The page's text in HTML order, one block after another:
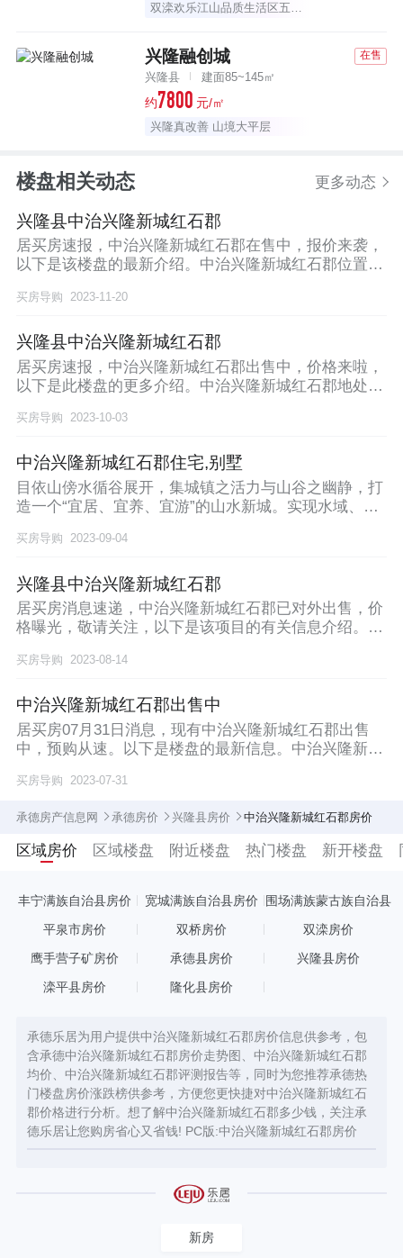
双滦欢乐江山品质生活区五期新品
兴隆融创城 在售
兴隆县 建面85~145㎡
约7800 元/㎡
兴隆真改善 山境大平层
楼盘相关动态 更多动态
兴隆县中治兴隆新城红石郡
居买房速报，中治兴隆新城红石郡在售中，报价来袭，
以下是该楼盘的最新介绍。中治兴隆新城红石郡位置在
买房导购 2023-11-20
兴隆县中治兴隆新城红石郡
居买房速报，中治兴隆新城红石郡出售中，价格来啦，
以下是此楼盘的更多介绍。中治兴隆新城红石郡地处人
买房导购 2023-10-03
中治兴隆新城红石郡住宅,别墅
目依山傍水循谷展开，集城镇之活力与山谷之幽静，打
造一个“宜居、宜养、宜游”的山水新城。实现水域、绿
买房导购 2023-09-04
兴隆县中治兴隆新城红石郡
居买房消息速递，中治兴隆新城红石郡已对外出售，价
格曝光，敬请关注，以下是该项目的有关信息介绍。中
买房导购 2023-08-14
中治兴隆新城红石郡出售中
居买房07月31日消息，现有中治兴隆新城红石郡出售
中，预购从速。以下是楼盘的最新信息。中治兴隆新城
买房导购 2023-07-31
承德房产信息网 承德房价 兴隆县房价 中治兴隆新城红石郡房价
区域房价 区域楼盘 附近楼盘 热门楼盘 新开楼盘
丰宁满族自治县房价 宽城满族自治县房价
围场满族蒙古族自治县
平泉市房价 双桥房价 双滦房价
鹰手营子矿房价 承德县房价 兴隆县房价
滦平县房价 隆化县房价
承德乐居为用户提供中治兴隆新城红石郡房价信息供参考，包
含承德中治兴隆新城红石郡房价走势图、中治兴隆新城红石郡
均价、中治兴隆新城红石郡评测报告等，同时为您推荐承德热
门楼盘房价涨跌榜供参考，方便您更快捷对中治兴隆新城红石
郡价格进行分析。想了解中治兴隆新城红石郡多少钱，关注承
德乐居让您购房省心又省钱! PC版:中治兴隆新城红石郡房价
新房